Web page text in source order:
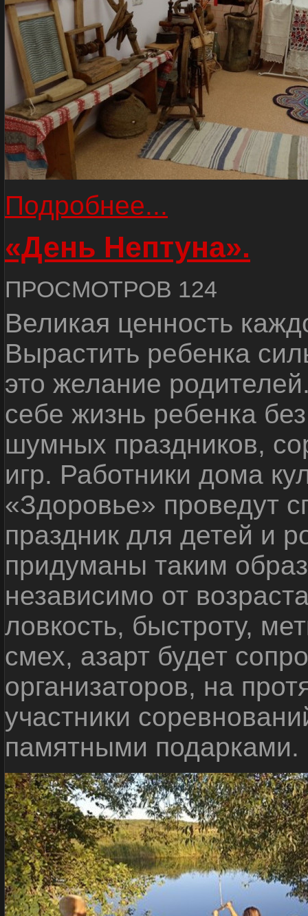
Подробнее...
«День Нептуна».
ПРОСМОТРОВ 124
Великая ценность
Вырастить ребенка
это желание
себе жизнь ребенка
шумных праздников,
игр. Работники дома
«Здоровье» проведут
праздник для детей и
придуманы таким
независимо от
ловкость, быстроту,
смех, азарт будет
организаторов, на
участники
памятными подарками.